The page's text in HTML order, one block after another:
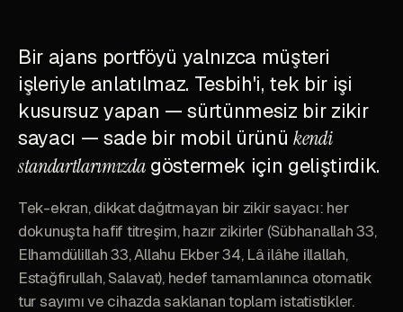
Bir ajans portföyü yalnızca müşteri
işleriyle anlatılmaz. Tesbih'i, tek bir işi
kusursuz yapan — sürtünmesiz bir zikir
sayacı — sade bir mobil ürünükendi
standartlarımızdagöstermek için geliştirdik.
Tek-ekran, dikkat dağıtmayan bir zikir sayacı: her
dokunuşta hafif titreşim, hazır zikirler (Sübhanallah 33,
Elhamdülillah 33, Allahu Ekber 34, Lâ ilâhe illallah,
Estağfirullah, Salavat), hedef tamamlanınca otomatik
tur sayımı ve cihazda saklanan toplam istatistikler.